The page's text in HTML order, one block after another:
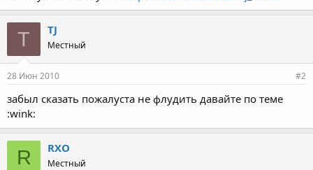
T TJ
Местный
28 Июн 2010 #2
забыл сказать пожалуста не флудить давайте по теме
:wink:
R RXO
Местный